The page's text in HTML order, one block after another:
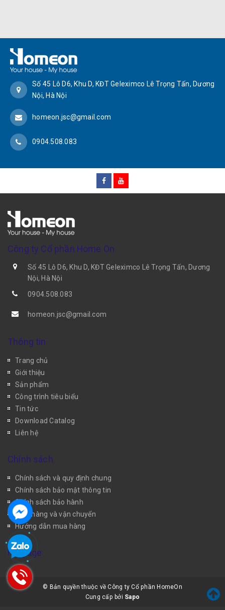
Số 45 Lô D6, Khu D, KĐT Geleximco Lê Trọng Tấn, Dương
Nội, Hà Nội
homeon.jsc@gmail.com
0904.508.083
Công ty Cổ phần Home On
Số 45 Lô D6, Khu D, KĐT Geleximco Lê Trọng Tấn, Dương
Nội, Hà Nội
0904.508.083
homeon.jsc@gmail.com
Thông tin
Trang chủ
Giới thiệu
Sản phẩm
Công trình tiêu biểu
Tin tức
Download Catalog
Liên hệ
Chính sách
Chính sách và quy định chung
Chính sách bảo mật thông tin
Chính sách bảo hành
Giao hàng và vận chuyển
Hướng dẫn mua hàng
Fanpage
© Bản quyền thuộc về Công ty Cổ phần HomeOn
Cung cấp bởi Sapo